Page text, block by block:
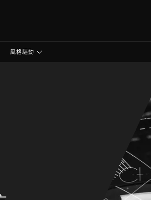
風格驅動